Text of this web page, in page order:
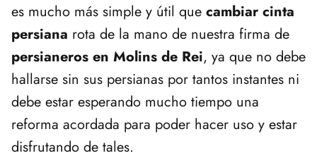
es mucho más simple y útil que cambiar cinta
persiana rota de la mano de nuestra firma de
persianeros en Molins de Rei, ya que no debe
hallarse sin sus persianas por tantos instantes ni
debe estar esperando mucho tiempo una
reforma acordada para poder hacer uso y estar
disfrutando de tales.